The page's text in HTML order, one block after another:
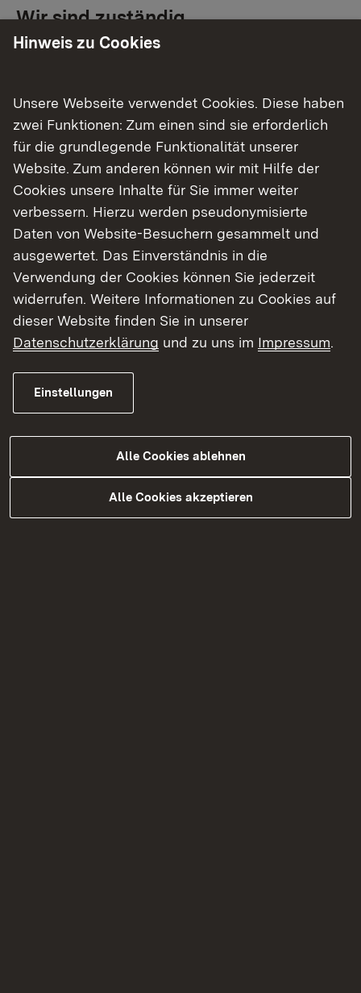
Wir sind zuständig ...
wasserrechtlicher Verfahren,
bei arbeitsschutzrechtlichen Entscheidungen,
insbesondere für den Vollzug des
Arbeitsschutzgesetzes, der
Betriebssicherheitsverordnung und der
Gefahrstoffverordnung,
im Rahmen von Baugenehmigungen (für die
zugeordneten Betriebe) für die fachtechnische
Beurteilung unter den Aspekten Arbeitsschutz
und Umweltschutz,
die Überwachung der Anlagen auf diesen
Betriebsgeländen,
Imissionsschutzbehörden,
Erstellung von Luftreinhalteplänen.
Top-Themen
Hinweis zu Cookies
Unsere Webseite verwendet Cookies. Diese haben
zwei Funktionen: Zum einen sind sie erforderlich
für die grundlegende Funktionalität unserer
Website. Zum anderen können wir mit Hilfe der
Cookies unsere Inhalte für Sie immer weiter
verbessern. Hierzu werden pseudonymisierte
Daten von Website-Besuchern gesammelt und
ausgewertet. Das Einverständnis in die
Verwendung der Cookies können Sie jederzeit
widerrufen. Weitere Informationen zu Cookies auf
dieser Website finden Sie in unserer
Datenschutzerklärung und zu uns im Impressum.
Einstellungen
Alle Cookies ablehnen
Alle Cookies akzeptieren